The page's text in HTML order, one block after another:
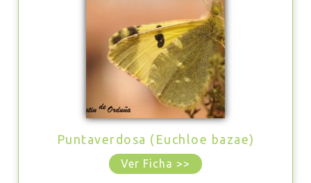
Puntaverdosa (Euchloe bazae)
Ver Ficha >>